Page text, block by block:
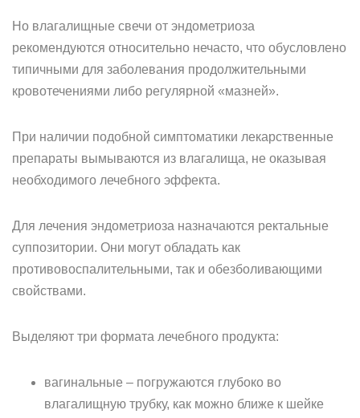
Но влагалищные свечи от эндометриоза
рекомендуются относительно нечасто, что обусловлено
типичными для заболевания продолжительными
кровотечениями либо регулярной «мазней».
При наличии подобной симптоматики лекарственные
препараты вымываются из влагалища, не оказывая
необходимого лечебного эффекта.
Для лечения эндометриоза назначаются ректальные
суппозитории. Они могут обладать как
противовоспалительными, так и обезболивающими
свойствами.
Выделяют три формата лечебного продукта:
вагинальные – погружаются глубоко во
влагалищную трубку, как можно ближе к шейке